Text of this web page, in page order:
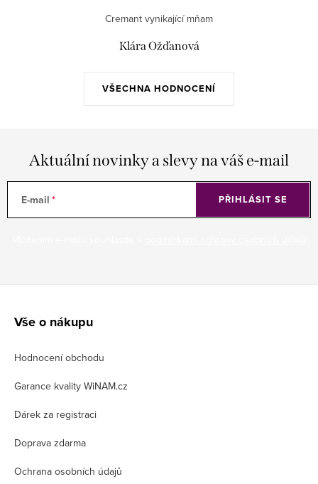
VŠECHNA HODNOCENÍ
Cremant vynikající mňam
Klára Ožďanová
Aktuální novinky a slevy na váš e-mail
E-mail PŘIHLÁSIT SE
Vše o nákupu
Hodnocení obchodu
Garance kvality WiNAM.cz
Dárek za registraci
Doprava zdarma
Ochrana osobních údajů